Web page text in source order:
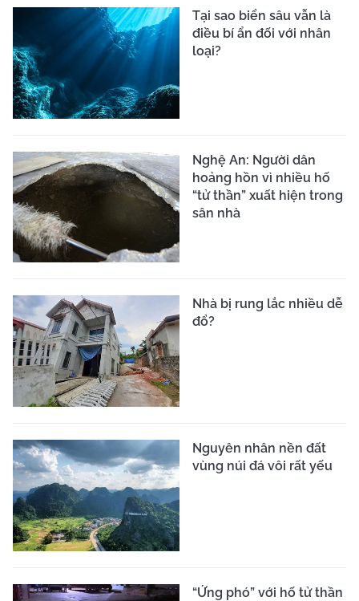
Tại sao biển sâu vẫn là
điều bí ẩn đối với nhân
loại?
Nghệ An: Người dân
hoảng hồn vì nhiều hố
“tử thần” xuất hiện trong
sân nhà
Nhà bị rung lắc nhiều dễ
đổ?
Nguyên nhân nền đất
vùng núi đá vôi rất yếu
“Ứng phó” với hố tử thần